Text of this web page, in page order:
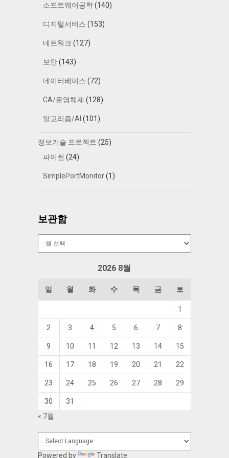
소프트웨어공학(140)
디지털서비스 (153)
네트워크 (127)
보안(143)
데이터베이스 (72)
CA/운영체제 (128)
알고리즘/AI (101)
정보기술 프로젝트 (25)
파이썬 (24)
SimplePortMonitor(1)
보관함
2026 8월
일 월 화 수 목 금 토
1
2 3 4 5 6 7 8
9 10 11 12 13 14 15
16 17 18 19 20 21 22
23 24 25 26 27 28 29
30
31
« 7월
Powered by Translate